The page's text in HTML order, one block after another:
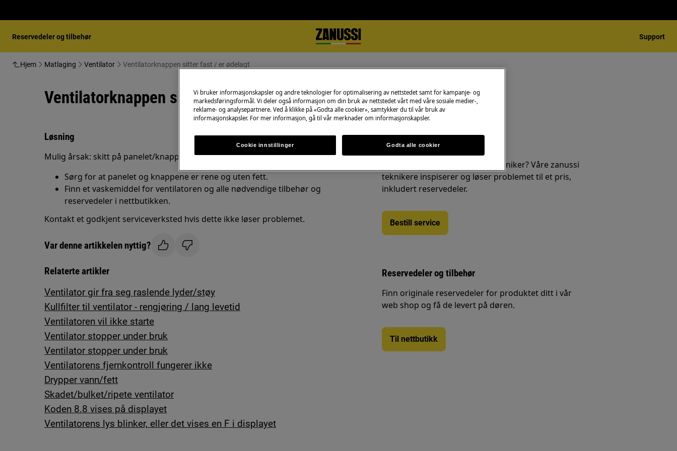
Reservedeler og tilbehør Support
Hjem Matlaging Ventilator Ventilatorknappen sitter fast / er ødelagt
Ventilatorknappen sitter fast / er ødelagt
Løsning
Mulig årsak: skitt på panelet/knappene.
Sørg for at panelet og knappene er rene og uten fett.
Finn et vaskemiddel for ventilatoren og alle nødvendige tilbehør og
reservedeler i nettbutikken.
Kontakt et godkjent serviceverksted hvis dette ikke løser problemet.
Var denne artikkelen nyttig?
Relaterte artikler
Ventilator gir fra seg raslende lyder/støy
Kullfilter til ventilator - rengjøring / lang levetid
Ventilatoren vil ikke starte
Ventilator stopper under bruk
Ventilator stopper under bruk
Ventilatorens fjernkontroll fungerer ikke
Drypper vann/fett
Skadet/bulket/ripete ventilator
Koden 8.8 vises på displayet
Ventilatorens lys blinker, eller det vises en F i displayet
Bestill service
Ønsker du bestille en service tekniker? Våre zanussi
teknikere inspiserer og løser problemet til et pris,
inkludert reservedeler.
Bestill service
Reservedeler og tilbehør
Finn originale reservedeler for produktet ditt i vår
web shop og få de levert på døren.
Til nettbutikk
Vi bruker informasjonskapsler og andre teknologier for optimalisering av nettstedet samt for kampanje- og
markedsføringsformål. Vi deler også informasjon om din bruk av nettstedet vårt med våre sosiale medier-,
reklame- og analysepartnere. Ved å klikke på «Godta alle cookier», samtykker du til vår bruk av
informasjonskapsler. For mer informasjon, gå til vår merknader om informasjonskapsler.
Cookie innstillinger Godta alle cookier